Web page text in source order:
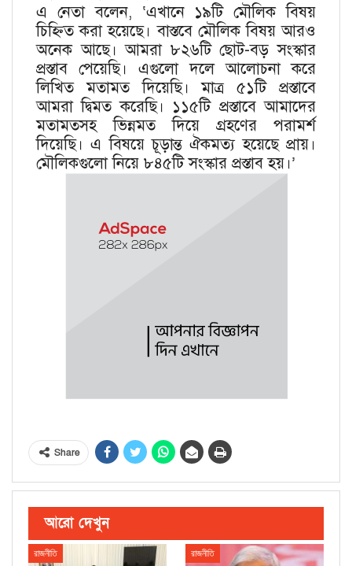
এ নেতা বলেন, ‘এখানে ১৯টি মৌলিক বিষয়
চিহ্নিত করা হয়েছে। বাস্তবে মৌলিক বিষয় আরও
অনেক আছে। আমরা ৮২৬টি ছোট-বড় সংস্কার
প্রস্তাব পেয়েছি। এগুলো দলে আলোচনা করে
লিখিত মতামত দিয়েছি। মাত্র ৫১টি প্রস্তাবে
আমরা দ্বিমত করেছি। ১১৫টি প্রস্তাবে আমাদের
মতামতসহ ভিন্নমত দিয়ে গ্রহণের পরামর্শ
দিয়েছি। এ বিষয়ে চূড়ান্ত ঐকমত্য হয়েছে প্রায়।
মৌলিকগুলো নিয়ে ৮৪৫টি সংস্কার প্রস্তাব হয়।’
Share
আরো দেখুন
রাজনীতি রাজনীতি